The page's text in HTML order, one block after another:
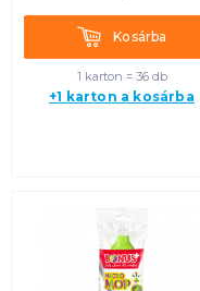
KosárbaKosárba
1 karton = 36 db
+1 karton a kosárba